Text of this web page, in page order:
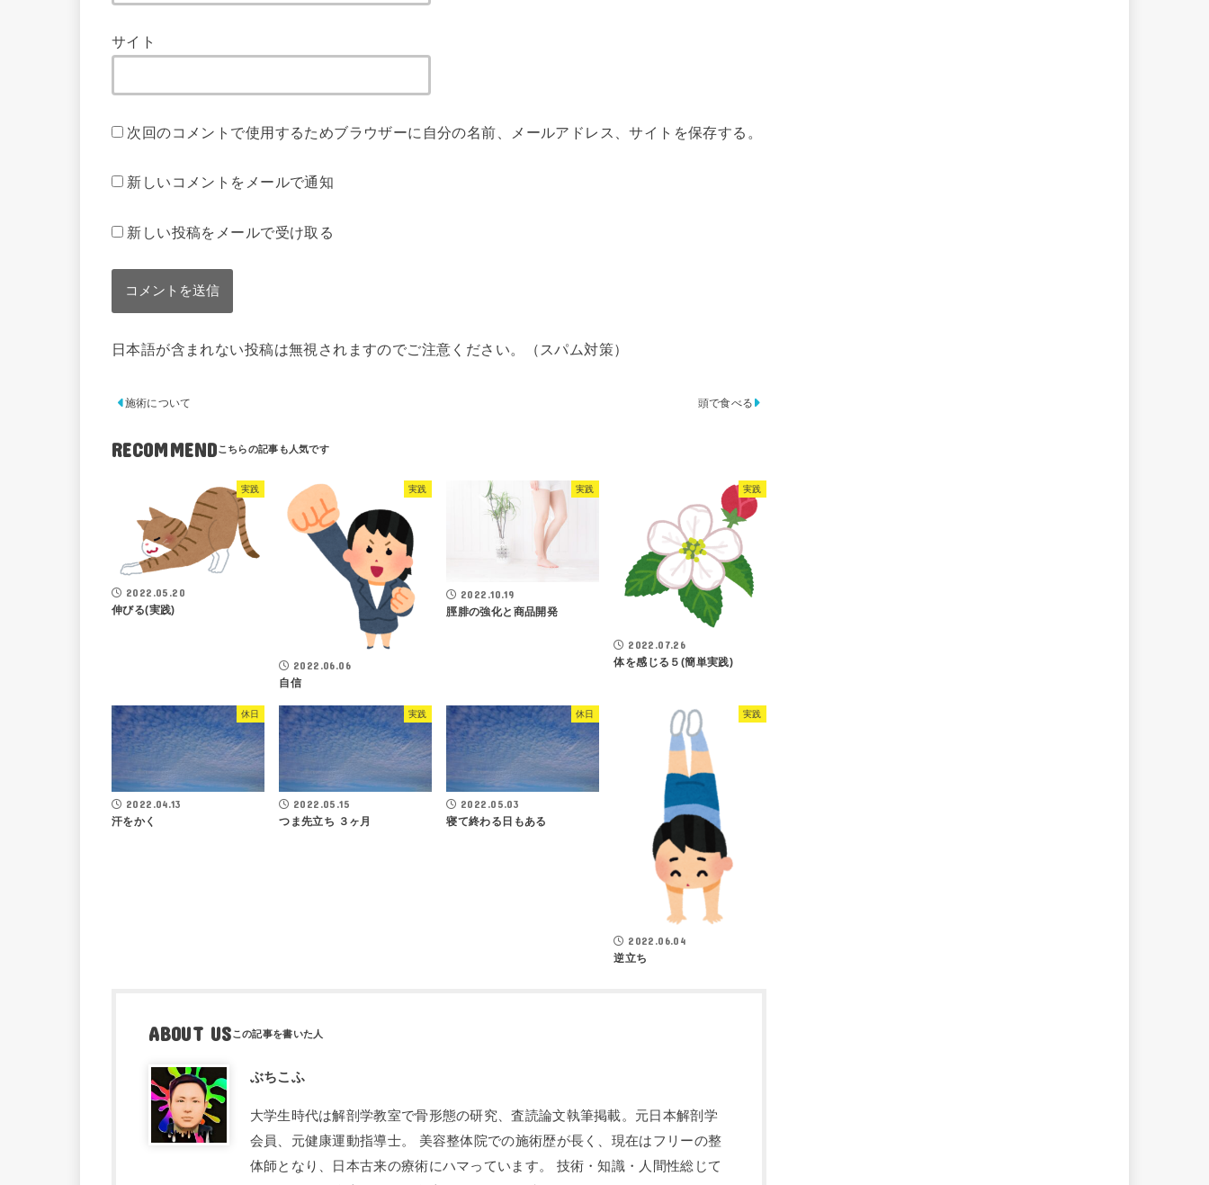
サイト
次回のコメントで使用するためブラウザーに自分の名前、メールアドレス、サイトを保存する。
新しいコメントをメールで通知
新しい投稿をメールで受け取る
日本語が含まれない投稿は無視されますのでご注意ください。（スパム対策）
施術について 頭で食べる
RECOMMEND
実践
2022.05.20
伸びる(実践)
実践
2022.06.06
自信
実践
2022.10.19
脛腓の強化と商品開発
実践
2022.07.26
体を感じる５(簡単実践)
休日
2022.04.13
汗をかく
実践
2022.05.15
つま先立ち ３ヶ月
休日
2022.05.03
寝て終わる日もある
実践
2022.06.04
逆立ち
ABOUT US
ぶちこふ
大学生時代は解剖学教室で骨形態の研究、査読論文執筆掲載。元日本解剖学
会員、元健康運動指導士。 美容整体院での施術歴が長く、現在はフリーの整
体師となり、日本古来の療術にハマっています。 技術・知識・人間性総じて